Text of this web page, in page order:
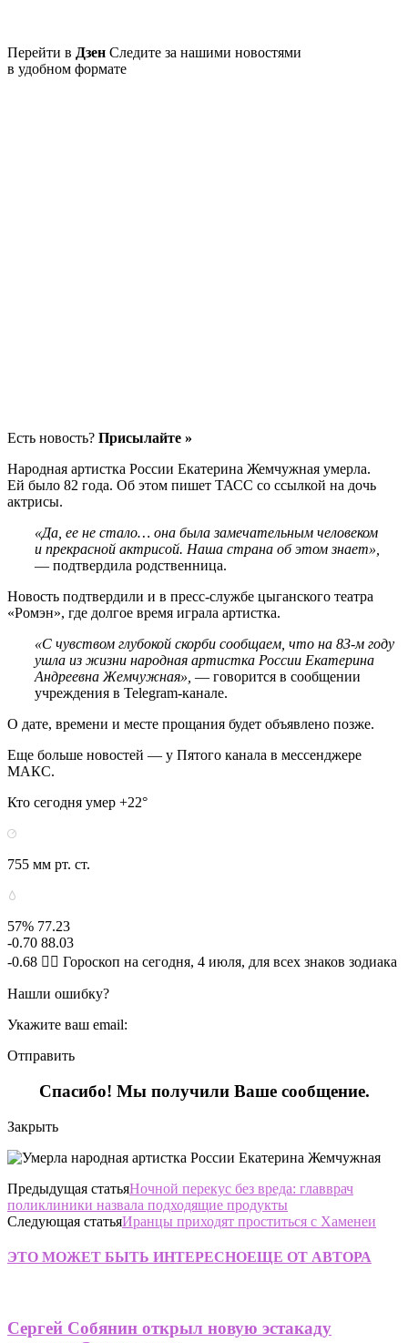
Перейти в Дзен Следите за нашими новостями
в удобном формате
Есть новость? Присылайте »
Народная артистка России Екатерина Жемчужная умерла.
Ей было 82 года. Об этом пишет ТАСС со ссылкой на дочь
актрисы.
«Да, ее не стало… она была замечательным человеком
и прекрасной актрисой. Наша страна об этом знает»,
— подтвердила родственница.
Новость подтвердили и в пресс-службе цыганского театра
«Ромэн», где долгое время играла артистка.
«С чувством глубокой скорби сообщаем, что на 83-м году
ушла из жизни народная артистка России Екатерина
Андреевна Жемчужная», — говорится в сообщении
учреждения в Telegram-канале.
О дате, времени и месте прощания будет объявлено позже.
Еще больше новостей — у Пятого канала в мессенджере
МАКС.
Кто сегодня умер +22°
755 мм рт. ст.
57% 77.23
-0.70 88.03
-0.68 🧙‍♀ Гороскоп на сегодня, 4 июля, для всех знаков зодиака
Нашли ошибку?
Укажите ваш email:
Отправить
Спасибо! Мы получили Ваше сообщение.
Закрыть
Предыдущая статьяНочной перекус без вреда: главврач
поликлиники назвала подходящие продукты
Следующая статьяИранцы приходят проститься с Хаменеи
ЭТО МОЖЕТ БЫТЬ ИНТЕРЕСНОЕЩЕ ОТ АВТОРА
Сергей Собянин открыл новую эстакаду